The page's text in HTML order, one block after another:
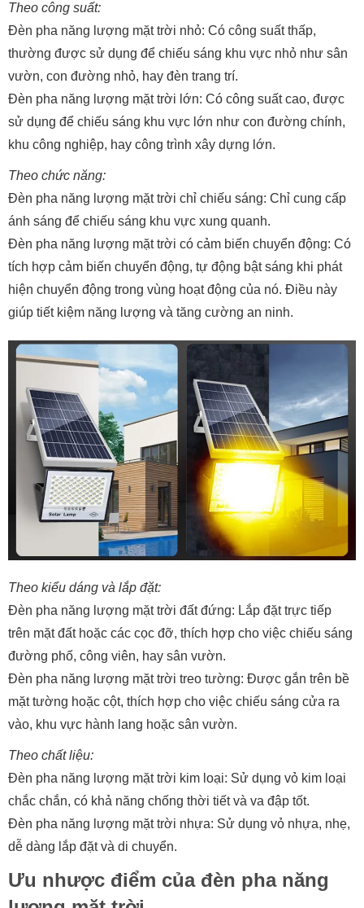
Theo công suất:
Đèn pha năng lượng mặt trời nhỏ: Có công suất thấp,
thường được sử dụng để chiếu sáng khu vực nhỏ như sân
vườn, con đường nhỏ, hay đèn trang trí.
Đèn pha năng lượng mặt trời lớn: Có công suất cao, được
sử dụng để chiếu sáng khu vực lớn như con đường chính,
khu công nghiệp, hay công trình xây dựng lớn.
Theo chức năng:
Đèn pha năng lượng mặt trời chỉ chiếu sáng: Chỉ cung cấp
ánh sáng để chiếu sáng khu vực xung quanh.
Đèn pha năng lượng mặt trời có cảm biến chuyển động: Có
tích hợp cảm biến chuyển động, tự động bật sáng khi phát
hiện chuyển động trong vùng hoạt động của nó. Điều này
giúp tiết kiệm năng lượng và tăng cường an ninh.
Theo kiểu dáng và lắp đặt:
Đèn pha năng lượng mặt trời đất đứng: Lắp đặt trực tiếp
trên mặt đất hoặc các cọc đỡ, thích hợp cho việc chiếu sáng
đường phố, công viên, hay sân vườn.
Đèn pha năng lượng mặt trời treo tường: Được gắn trên bề
mặt tường hoặc cột, thích hợp cho việc chiếu sáng cửa ra
vào, khu vực hành lang hoặc sân vườn.
Theo chất liệu:
Đèn pha năng lượng mặt trời kim loại: Sử dụng vỏ kim loại
chắc chắn, có khả năng chống thời tiết và va đập tốt.
Đèn pha năng lượng mặt trời nhựa: Sử dụng vỏ nhựa, nhẹ,
dễ dàng lắp đặt và di chuyển.
Ưu nhược điểm của đèn pha năng